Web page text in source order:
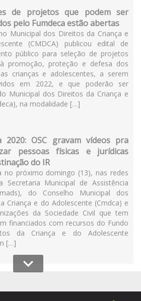
de projetos que podem ser
pelo Fumdeca estão abertas
Municipal dos Direitos da Criança e
(CMDCA) publicou edital de
público para seleção de projetos
promoção, proteção e defesa dos
crianças e adolescentes, a serem
em 2022, e que poderão ser
Municipal dos Direitos da Criança e
na modalidade […]
2020: OSC gravam vídeos pra
pessoas físicas e jurídicas
do IR
no próximo domingo (13), nas redes
Secretaria Municipal de Assistência
do Conselho Municipal dos
Criança e do Adolescente (Cmdca) e
da Sociedade Civil que tem
financiados com recursos do Fundo
da Criança e do Adolescente
[…]
no Fumdeca